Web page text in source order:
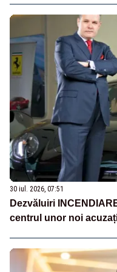
30 iul. 2026, 07:51
Dezvăluiri
centrul unor noi